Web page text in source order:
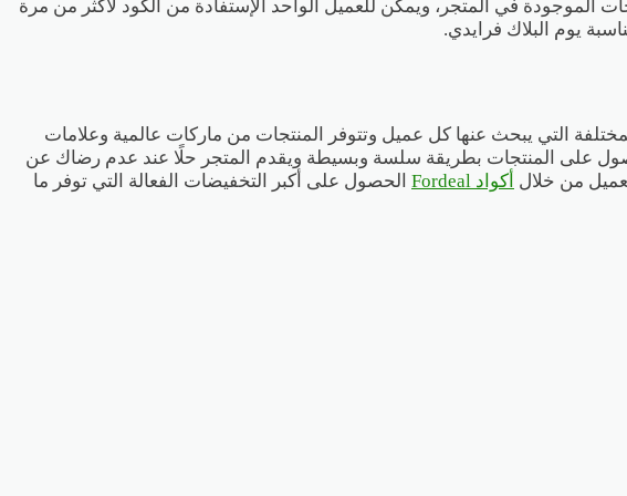
التي يتوفر بها المتجر وهذا الكود فعال بنسبة خصم 70% على كافة المنتجات الموجودة في المتجر، ويمكن للعميل الواحد الإستفادة من الكود لأكثر من مرة
يوم البلاك فرايدي.
التي يبحث عنها كل عميل وتتوفر المنتجات من ماركات عالمية وعلامات
على المنتجات بطريقة سلسة وبسيطة ويقدم المتجر حلًا عند عدم رضاك عن
من خلال أكواد Fordeal الحصول على أكبر التخفيضات الفعالة التي توفر ما